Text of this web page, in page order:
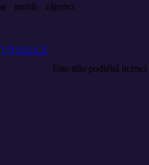
mohli zájemci
Toto dílo podléhá licenci